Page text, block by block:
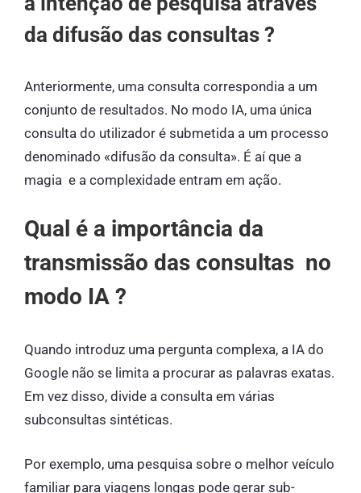
da difusão das consultas ?
Anteriormente, uma consulta correspondia a um
conjunto de resultados. No modo IA, uma única
consulta do utilizador é submetida a um processo
denominado «difusão da consulta». É aí que a
magia e a complexidade entram em ação.
Qual é a importância da
transmissão das consultas no
modo IA ?
Quando introduz uma pergunta complexa, a IA do
Google não se limita a procurar as palavras exatas.
Em vez disso, divide a consulta em várias
subconsultas sintéticas.
Por exemplo, uma pesquisa sobre o melhor veículo
familiar para viagens longas pode gerar sub-